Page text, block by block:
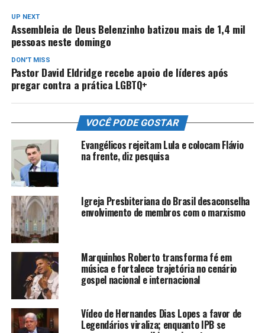
UP NEXT
Assembleia de Deus Belenzinho batizou mais de 1,4 mil
pessoas neste domingo
DON'T MISS
Pastor David Eldridge recebe apoio de líderes após
pregar contra a prática LGBTQ+
VOCÊ PODE GOSTAR
Evangélicos rejeitam Lula e colocam Flávio
na frente, diz pesquisa
Igreja Presbiteriana do Brasil desaconselha
envolvimento de membros com o marxismo
Marquinhos Roberto transforma fé em
música e fortalece trajetória no cenário
gospel nacional e internacional
Vídeo de Hernandes Dias Lopes a favor de
Legendários viraliza; enquanto IPB se